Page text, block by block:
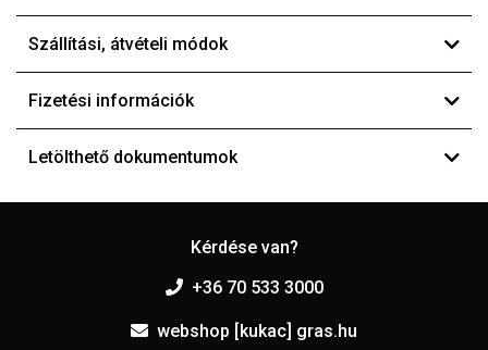
Szállítási, átvételi módok
Fizetési információk
Letölthető dokumentumok
Kérdése van?
+36 70 533 3000
webshop [kukac] gras.hu